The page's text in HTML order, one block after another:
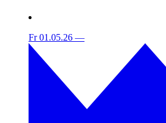
Fr 01.05.26 —